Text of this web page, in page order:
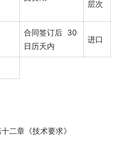
层次
合同签订后 30
日历天内
进口
二章《技术要求》